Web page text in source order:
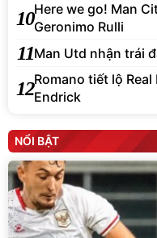
10Here we go! Man
Geronimo Rulli
11Man Utd nhận trái
12Romano tiết lộ
Endrick
NỔI BẬT